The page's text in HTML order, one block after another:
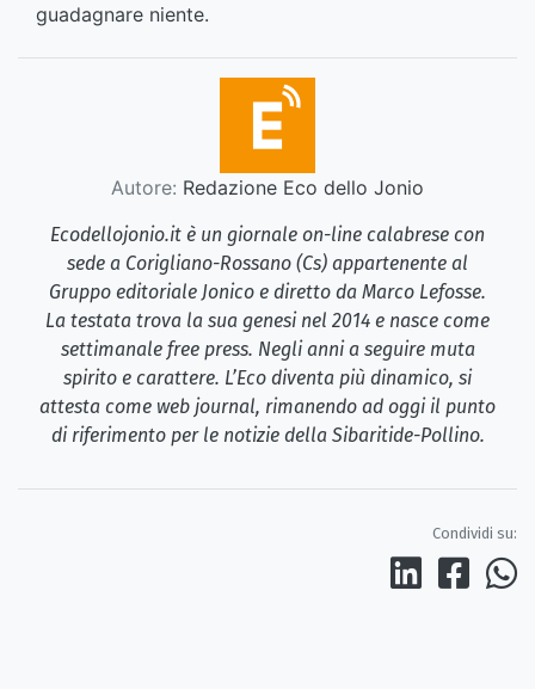
guadagnare niente.
Autore: Redazione Eco dello Jonio
Ecodellojonio.it è un giornale on-line calabrese con
sede a Corigliano-Rossano (Cs) appartenente al
Gruppo editoriale Jonico e diretto da Marco Lefosse.
La testata trova la sua genesi nel 2014 e nasce come
settimanale free press. Negli anni a seguire muta
spirito e carattere. L’Eco diventa più dinamico, si
attesta come web journal, rimanendo ad oggi il punto
di riferimento per le notizie della Sibaritide-Pollino.
Condividi su: